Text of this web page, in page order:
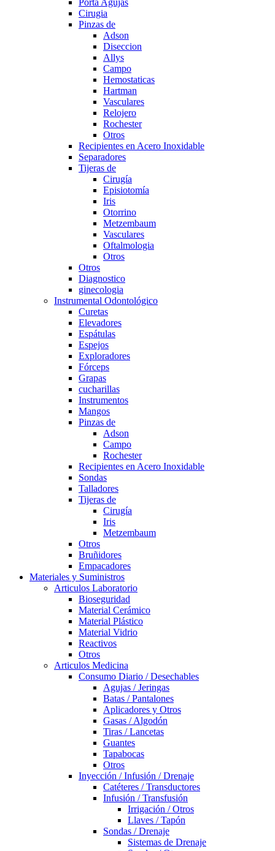
Porta Agujas
Cirugia
Pinzas de
Adson
Diseccion
Allys
Campo
Hemostaticas
Hartman
Vasculares
Relojero
Rochester
Otros
Recipientes en Acero Inoxidable
Separadores
Tijeras de
Cirugía
Episiotomía
Iris
Otorrino
Metzembaum
Vasculares
Oftalmologia
Otros
Otros
Diagnostico
ginecologia
Instrumental Odontológico
Curetas
Elevadores
Espátulas
Espejos
Exploradores
Fórceps
Grapas
cucharillas
Instrumentos
Mangos
Pinzas de
Adson
Campo
Rochester
Recipientes en Acero Inoxidable
Sondas
Talladores
Tijeras de
Cirugía
Iris
Metzembaum
Otros
Bruñidores
Empacadores
Materiales y Suministros
Articulos Laboratorio
Bioseguridad
Material Cerámico
Material Plástico
Material Vidrio
Reactivos
Otros
Articulos Medicina
Consumo Diario / Desechables
Agujas / Jeringas
Batas / Pantalones
Aplicadores y Otros
Gasas / Algodón
Tiras / Lancetas
Guantes
Tapabocas
Otros
Inyección / Infusión / Drenaje
Catéteres / Transductores
Infusión / Transfusión
Irrigación / Otros
Llaves / Tapón
Sondas / Drenaje
Sistemas de Drenaje